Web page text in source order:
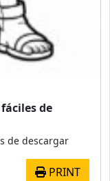
de
de descargar
PRINT